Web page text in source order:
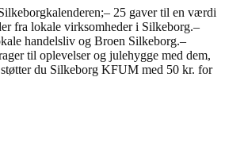
25 gaver til en værdi
fra lokale virksomheder i Silkeborg.–
handelsliv og Broen Silkeborg.–
til oplevelser og julehygge med dem,
du Silkeborg KFUM med 50 kr. for